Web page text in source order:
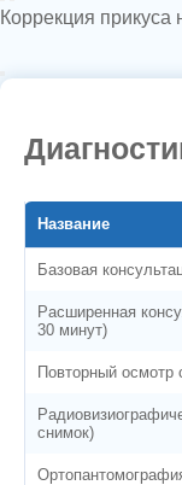
Видео
Коррекция прикуса
Название
Базовая
Расширенная
30 минут)
Повторный осмотр
снимок)